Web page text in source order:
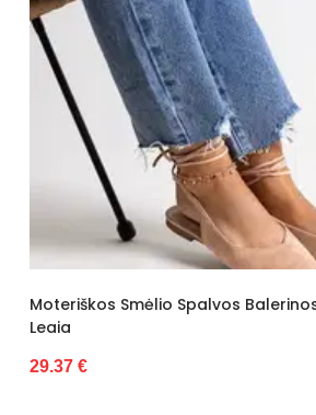
36
38
39
40
Moteriškos Smėlio Spalvos
Leaia
29.37 €